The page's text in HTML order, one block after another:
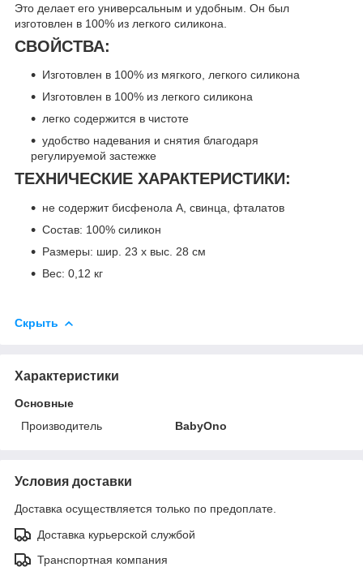
Это делает его универсальным и удобным. Он был
изготовлен в 100% из легкого силикона.
СВОЙСТВА:
Изготовлен в 100% из мягкого, легкого силикона
Изготовлен в 100% из легкого силикона
легко содержится в чистоте
удобство надевания и снятия благодаря
регулируемой застежке
ТЕХНИЧЕСКИЕ ХАРАКТЕРИСТИКИ:
не содержит бисфенола А, свинца, фталатов
Состав: 100% силикон
Размеры: шир. 23 x выс. 28 см
Вес: 0,12 кг
Скрыть
Характеристики
Основные
Производитель
BabyOno
Условия доставки
Доставка осуществляется только по предоплате.
Доставка курьерской службой
Транспортная компания